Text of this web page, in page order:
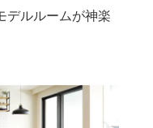
デルルームが神楽